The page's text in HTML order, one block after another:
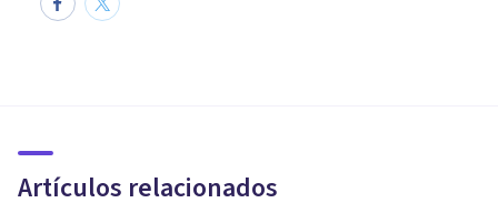
Artículos relacionados
memoria?